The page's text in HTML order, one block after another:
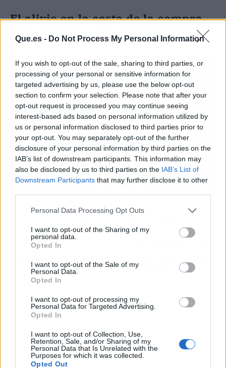
Que.es - Do Not Process My Personal Information
If you wish to opt-out of the sale, sharing to third parties, or
processing of your personal or sensitive information for
targeted advertising by us, please use the below opt-out
section to confirm your selection. Please note that after your
opt-out request is processed you may continue seeing
interest-based ads based on personal information utilized by
us or personal information disclosed to third parties prior to
your opt-out. You may separately opt-out of the further
disclosure of your personal information by third parties on the
IAB’s list of downstream participants. This information may
also be disclosed by us to third parties on the IAB’s List of
Downstream Participants that may further disclose it to other
Personal Data Processing Opt Outs
I want to opt-out of the Sharing of my
personal data.
Opted In
I want to opt-out of the Sale of my
Personal Data.
Opted In
I want to opt-out of processing my
Personal Data for Targeted Advertising.
Opted In
I want to opt-out of Collection, Use,
Retention, Sale, and/or Sharing of my
Personal Data that Is Unrelated with the
Purposes for which it was collected.
Opted Out
El alivio en la cesta de la compra
aún no llega a los alimentos más
consumidos por los hogares
Fuente: Agencias
Aunque el Ejecutivo ha valorado positivamente
la contención del IPC y celebra el freno respecto
al pico inflacionario de 2023,
la dieta diaria siguen aumentando de precio
Los datos del INE y la OCU revelan que los
aquellos con menor transformación industrial,
son los que más sufren los efectos de la
inflación acumulada desde 2021.